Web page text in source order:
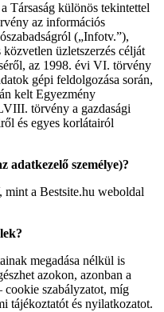
Társaság különös tekintettel
az információs
(„Infotv.”),
üzletszerzés célját
az 1998. évi VI. törvény
gépi feldolgozása során,
kelt Egyezmény
törvény a gazdasági
és egyes korlátairól
adatkezelő személye)?
mint a Bestsite.hu weboldal
megadása nélkül is
azokon, azonban a
cookie szabályzatot, míg
tájékoztatót és nyilatkozatot.